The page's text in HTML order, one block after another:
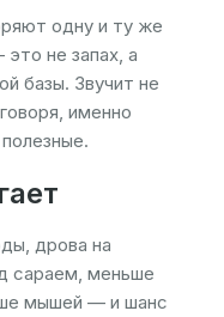
одну и ту же
не запах, а
базы. Звучит не
именно
дрова на
сараем, меньше
мышей — и шанс